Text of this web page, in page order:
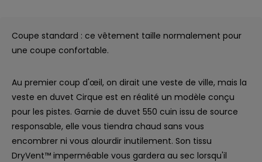
Coupe standard : ce vêtement taille normalement pour
une coupe confortable.
Au premier coup d'œil, on dirait une veste de ville, mais la
veste en duvet Cirque est en réalité un modèle conçu
pour les pistes. Garnie de duvet 550 cuin issu de source
responsable, elle vous tiendra chaud sans vous
encombrer ni vous alourdir inutilement. Son tissu
DryVent™ imperméable vous gardera au sec lorsqu'il